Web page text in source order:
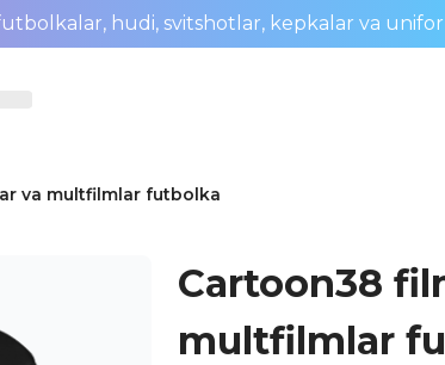
hudi, svitshotlar, kepkalar va
va multfilmlar futbolka
Cartoon38
multfilmlar